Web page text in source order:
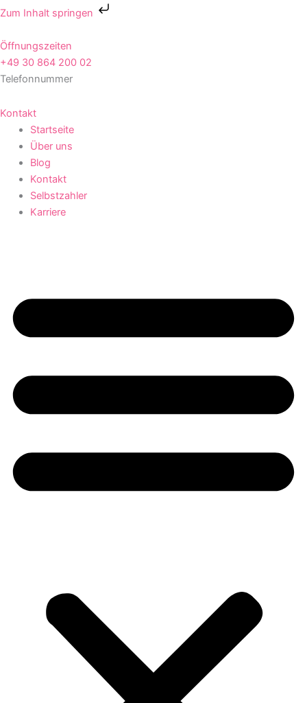
Zum Inhalt springen
Zum
springen
Öffnungszeiten
+49 30 864 200 02
Telefonnummer
Kontakt
Startseite
Über uns
Blog
Kontakt
Selbstzahler
Karriere